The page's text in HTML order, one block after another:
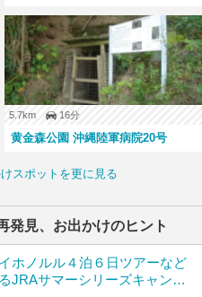
5.7km 16分
黄金森公園 沖縄陸軍病院20号
スポットを更に見る
発見、お出かけのヒント
ホノルル４泊６日ツアーなど
JRAサマーシリーズキャンペ